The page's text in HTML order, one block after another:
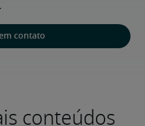
contato
conteúdos